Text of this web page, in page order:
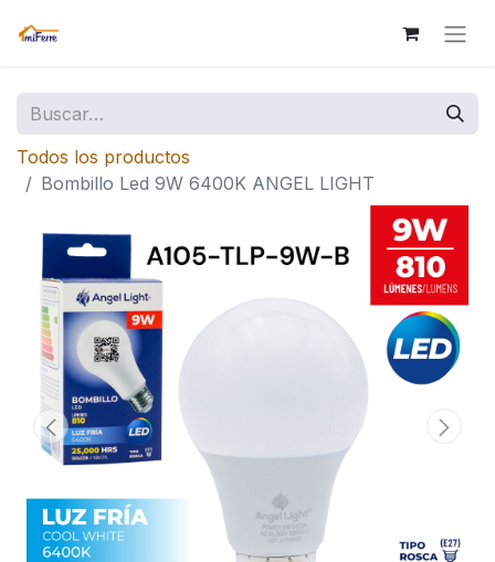
Todos los productos
Bombillo Led 9W 6400K ANGEL LIGHT